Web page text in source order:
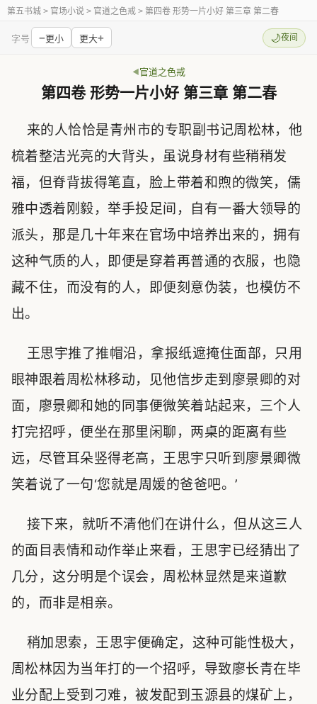
第五书城 > 官场小说 > 官道之色戒 > 第四卷 形势一片小好 第三章 第二春
字号 −更小 更大+ 🌙夜间
官道之色戒
第四卷 形势一片小好 第三章 第二春
来的人恰恰是青州市的专职副书记周松林，他
梳着整洁光亮的大背头，虽说身材有些稍稍发
福，但脊背拔得笔直，脸上带着和煦的微笑，儒
雅中透着刚毅，举手投足间，自有一番大领导的
派头，那是几十年来在官场中培养出来的，拥有
这种气质的人，即便是穿着再普通的衣服，也隐
藏不住，而没有的人，即便刻意伪装，也模仿不
出。
王思宇推了推帽沿，拿报纸遮掩住面部，只用
眼神跟着周松林移动，见他信步走到廖景卿的对
面，廖景卿和她的同事便微笑着站起来，三个人
打完招呼，便坐在那里闲聊，两桌的距离有些
远，尽管耳朵竖得老高，王思宇只听到廖景卿微
笑着说了一句‘您就是周媛的爸爸吧。’
接下来，就听不清他们在讲什么，但从这三人
的面目表情和动作举止来看，王思宇已经猜出了
几分，这分明是个误会，周松林显然是来道歉
的，而非是相亲。
稍加思索，王思宇便确定，这种可能性极大，
周松林因为当年打的一个招呼，导致廖长青在毕
业分配上受到刁难，被发配到玉源县的煤矿上，